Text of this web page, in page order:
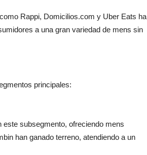
Rappi, Domicilios.com y Uber Eats ha
a una gran variedad de mens sin
principales:
subsegmento, ofreciendo mens
han ganado terreno, atendiendo a un